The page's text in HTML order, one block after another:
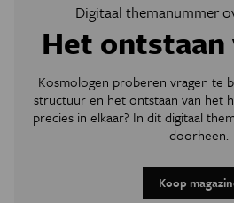
Digitaal themanummer
Het ontstaan
Kosmologen proberen vragen te
structuur en het ontstaan van het
precies in elkaar? In dit digitaal
doorheen.
Koop